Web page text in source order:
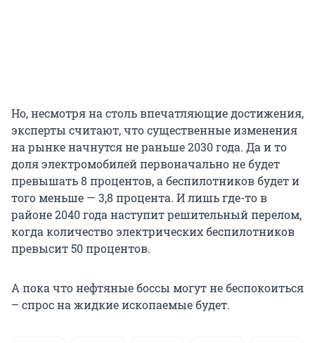
Но, несмотря на столь впечатляющие достижения,
эксперты считают, что существенные изменения
на рынке начнутся не раньше 2030 года. Да и то
доля электромобилей первоначально не будет
превышать 8 процентов, а беспилотников будет и
того меньше — 3,8 процента. И лишь где-то в
районе 2040 года наступит решительный перелом,
когда количество электрических беспилотников
превысит 50 процентов.
А пока что нефтяные боссы могут не беспокоиться
– спрос на жидкие ископаемые будет.